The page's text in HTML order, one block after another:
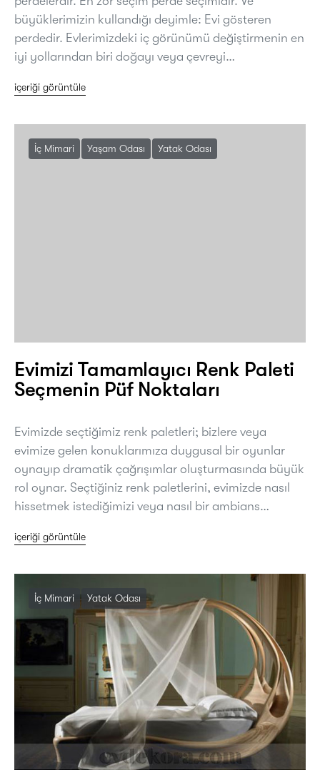
büyüklerimizin kullandığı deyimle: Evi gösteren
perdedir. Evlerimizdeki iç görünümü değiştirmenin en
iyi yollarından biri doğayı veya çevreyi…
içeriği görüntüle
İç Mimari Yaşam Odası Yatak Odası
Evimizi Tamamlayıcı Renk Paleti
Seçmenin Püf Noktaları
Evimizde seçtiğimiz renk paletleri; bizlere veya
evimize gelen konuklarımıza duygusal bir oyunlar
oynayıp dramatik çağrışımlar oluşturmasında büyük
rol oynar. Seçtiğiniz renk paletlerini, evimizde nasıl
hissetmek istediğimizi veya nasıl bir ambians…
içeriği görüntüle
İç Mimari Yatak Odası